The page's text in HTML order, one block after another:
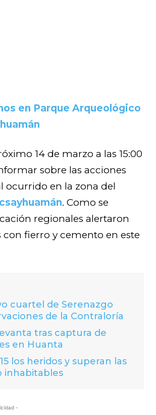
en Parque Arqueológico
14 de marzo a las 15:00
sobre las acciones
ocurrido en la zona del
. Como se
regionales alertaron
fierro y cemento en este
cuartel de Serenazgo
de la Contraloría
tras captura de
en Huanta
los heridos y superan las
inhabitables
-